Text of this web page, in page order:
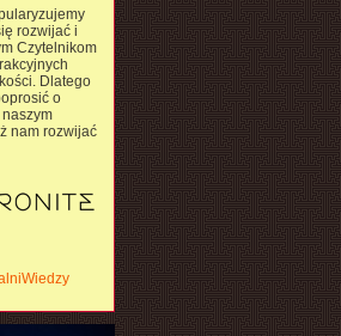
rozwijać i
Czytelnikom
Dlatego
o
nam rozwijać